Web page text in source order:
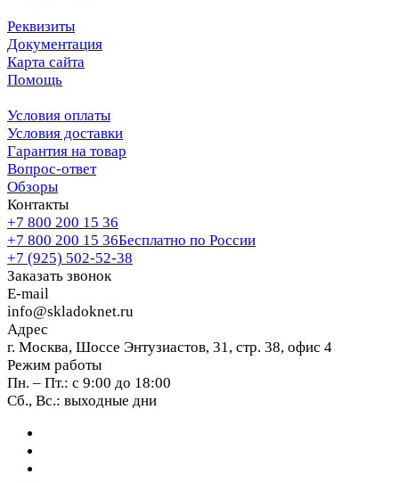
Реквизиты
Документация
Карта сайта
Помощь
Условия оплаты
Условия доставки
Гарантия на товар
Вопрос-ответ
Обзоры
Контакты
+7 800 200 15 36
+7 800 200 15 36Бесплатно по России
+7 (925) 502-52-38
Заказать звонок
E-mail
info@skladoknet.ru
Адрес
г. Москва, Шоссе Энтузиастов, 31, стр. 38, офис 4
Режим работы
Пн. – Пт.: с 9:00 до 18:00
Сб., Вс.: выходные дни